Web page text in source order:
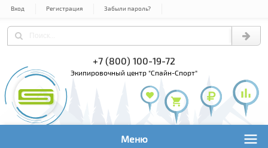
Вход Регистрация Забыли пароль?
+7 (800) 100-19-72
экипировочный центр "Спайн-Спорт"
Меню